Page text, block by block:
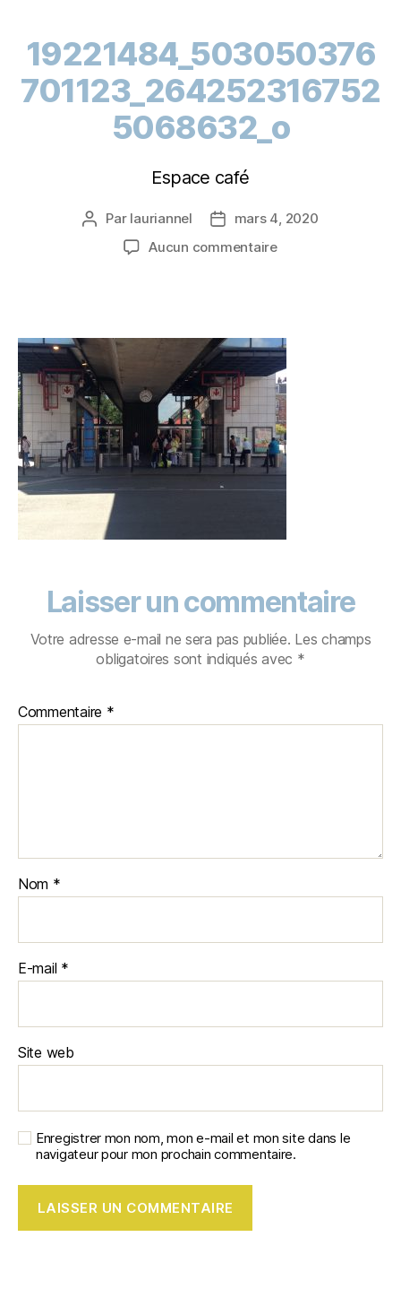
19221484_503050376
701123_264252316752
5068632_o
Espace café
Par lauriannel
mars 4, 2020
Aucun commentaire
Laisser un commentaire
Votre adresse e-mail ne sera pas publiée. Les champs
obligatoires sont indiqués avec *
Commentaire *
Nom *
E-mail *
Site web
Enregistrer mon nom, mon e-mail et mon site dans le
navigateur pour mon prochain commentaire.